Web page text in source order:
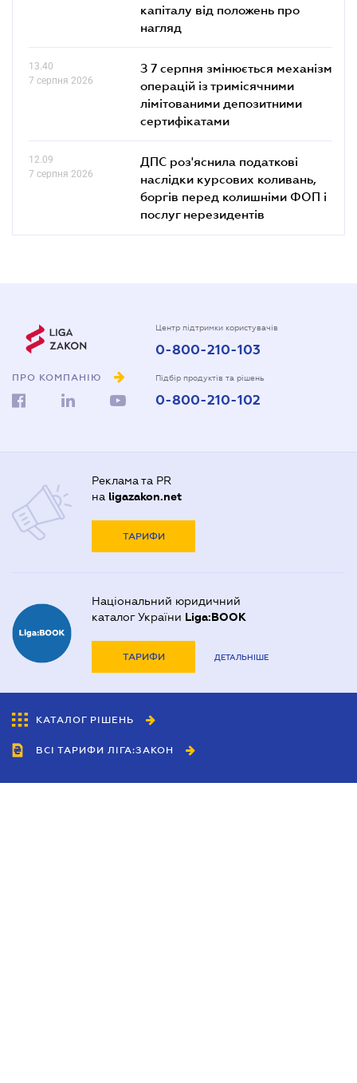
капіталу від положень про
нагляд
13.40
7 серпня 2026
З 7 серпня змінюється механізм
операцій із тримісячними
лімітованими депозитними
сертифікатами
12.09
7 серпня 2026
ДПС роз'яснила податкові
наслідки курсових коливань,
боргів перед колишніми ФОП і
послуг нерезидентів
ПРО КОМПАНІЮ
Центр підтримки користувачів
0-800-210-103
Підбір продуктів та рішень
0-800-210-102
Реклама та PR
на ligazakon.net
ТАРИФИ
Національний юридичний
каталог України Liga:BOOK
ТАРИФИ ДЕТАЛЬНІШЕ
КАТАЛОГ РІШЕНЬ
ВСІ ТАРИФИ ЛІГА:ЗАКОН